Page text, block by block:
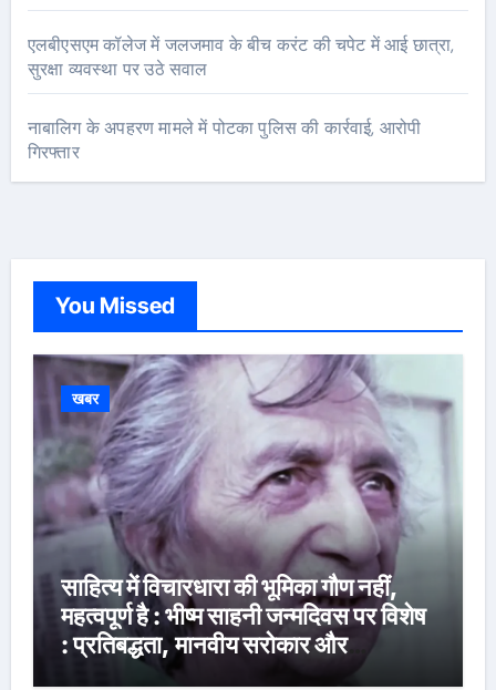
एलबीएसएम कॉलेज में जलजमाव के बीच करंट की चपेट में आई छात्रा,
सुरक्षा व्यवस्था पर उठे सवाल
नाबालिग के अपहरण मामले में पोटका पुलिस की कार्रवाई, आरोपी
गिरफ्तार
You Missed
खबर
साहित्य में विचारधारा की भूमिका गौण नहीं,
महत्वपूर्ण है : भीष्म साहनी जन्मदिवस पर विशेष
: प्रतिबद्धता, मानवीय सरोकार और
रचनात्मक स्वतंत्रता के साहित्यकार